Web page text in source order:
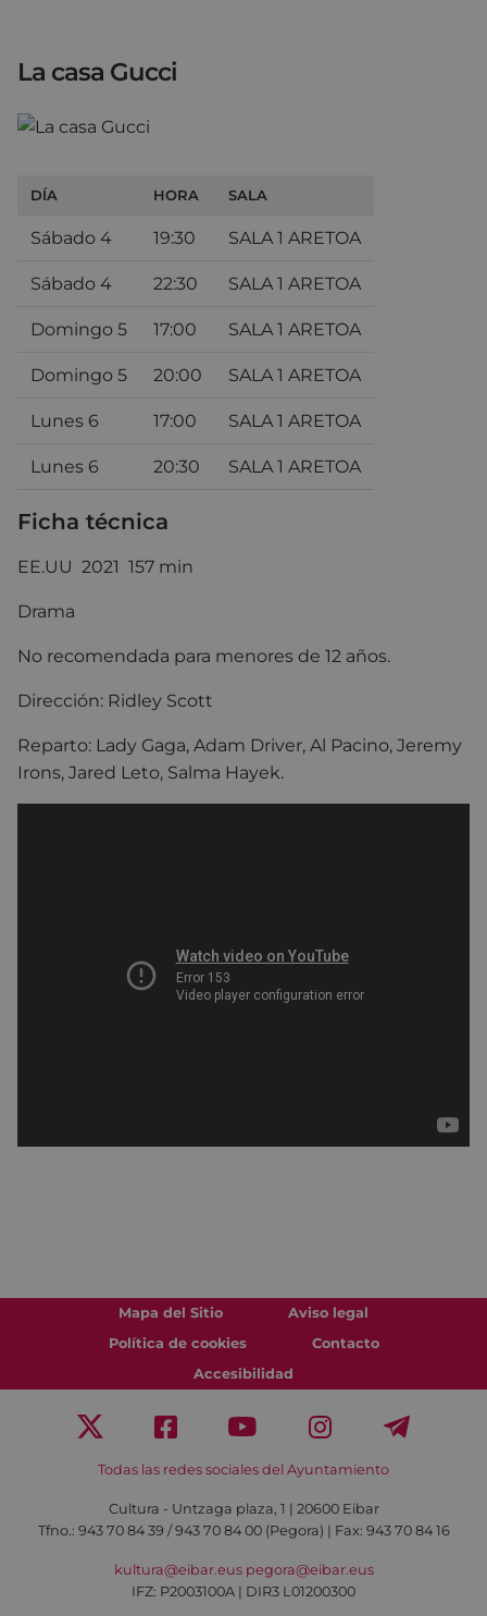
La casa Gucci
DÍA HORA SALA
Sábado 4 19:30 SALA 1 ARETOA
Sábado 4 22:30 SALA 1 ARETOA
Domingo 5 17:00 SALA 1 ARETOA
Domingo 5 20:00 SALA 1 ARETOA
Lunes 6 17:00 SALA 1 ARETOA
Lunes 6 20:30 SALA 1 ARETOA
Ficha técnica
EE.UU 2021 157 min
Drama
No recomendada para menores de 12 años.
Dirección: Ridley Scott
Reparto: Lady Gaga, Adam Driver, Al Pacino, Jeremy
Irons, Jared Leto, Salma Hayek.
Mapa del Sitio
Aviso legal
Política de cookies
Contacto
Accesibilidad
Todas las redes sociales del Ayuntamiento
Cultura - Untzaga plaza, 1 | 20600 Eibar
Tfno.: 943 70 84 39 / 943 70 84 00 (Pegora) | Fax: 943 70 84 16
kultura@eibar.eus pegora@eibar.eus
IFZ: P2003100A | DIR3 L01200300